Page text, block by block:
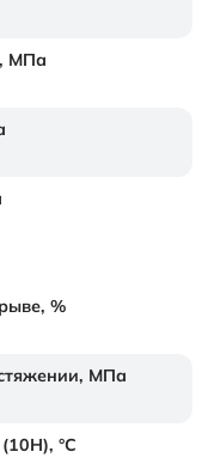
МПа
%
МПа
°C